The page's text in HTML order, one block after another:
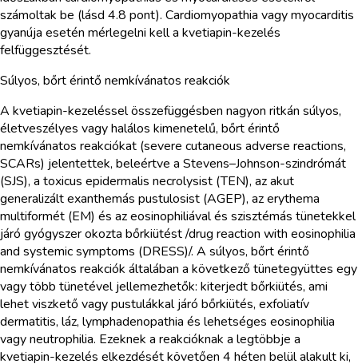
számoltak be (lásd 4.8 pont). Cardiomyopathia vagy myocarditis
gyanúja esetén mérlegelni kell a kvetiapin-kezelés
felfüggesztését.
Súlyos, bőrt érintő nemkívánatos reakciók
A kvetiapin-kezeléssel összefüggésben nagyon ritkán súlyos,
életveszélyes vagy halálos kimenetelű, bőrt érintő
nemkívánatos reakciókat (severe cutaneous adverse reactions,
SCARs) jelentettek, beleértve a Stevens–Johnson-szindrómát
(SJS), a toxicus epidermalis necrolysist (TEN), az akut
generalizált exanthemás pustulosist (AGEP), az erythema
multiformét (EM) és az eosinophiliával és szisztémás tünetekkel
járó gyógyszer okozta bőrkiütést /drug reaction with eosinophilia
and systemic symptoms (DRESS)/. A súlyos, bőrt érintő
nemkívánatos reakciók általában a következő tünetegyüttes egy
vagy több tünetével jellemezhetők: kiterjedt bőrkiütés, ami
lehet viszkető vagy pustulákkal járó bőrkiütés, exfoliatív
dermatitis, láz, lymphadenopathia és lehetséges eosinophilia
vagy neutrophilia. Ezeknek a reakcióknak a legtöbbje a
kvetiapin-kezelés elkezdését követően 4 héten belül alakult ki,